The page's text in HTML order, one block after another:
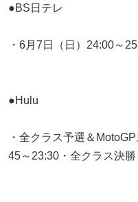
●BS日テレ
・6月7日（日）24:00～
●Hulu
・全クラス予選＆
45～23:30・全クラス決